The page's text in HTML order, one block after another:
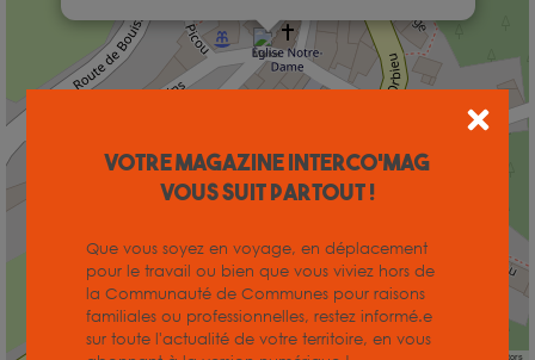
contributors
Votre magazine INTERCO'MAG
vous suit partout !
Que vous soyez en voyage, en déplacement
pour le travail ou bien que vous viviez hors de
la Communauté de Communes pour raisons
familiales ou professionnelles, restez informé.e
sur toute l'actualité de votre territoire, en vous